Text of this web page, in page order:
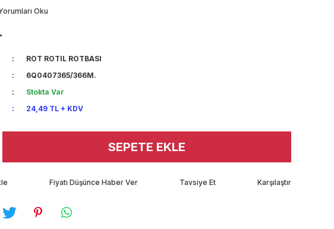
Oku
ROT ROTIL ROTBASI
6Q0407365/366M.
Stokta Var
24,49 TL + KDV
SEPETE EKLE
Fiyatı Düşünce Haber Ver Tavsiye Et Karşılaştır